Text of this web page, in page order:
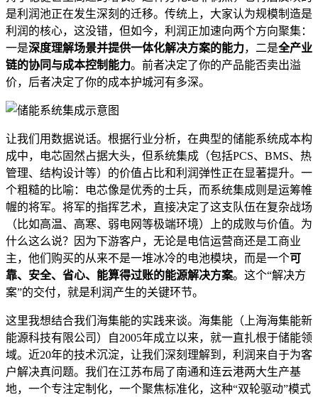
是利润池正在发生深刻的迁移。传统上，大家认为规模制造是
利润的核心，这没错，但如今，利润正加速向两个方向聚集：
一是深度理解场景并提供一体化解决方案的能力，二是全产业
链的协同与成本控制能力。前者决定了你的产品能否卖出溢
价，后者决定了你的成本护城河有多深。
让我们用数据说话。根据行业分析，在典型的储能系统成本构
成中，电芯固然占据大头，但系统集成（包括PCS、BMS、热
管理、结构设计等）的价值占比和利润弹性正在显著提升。一
个粗糙的比喻：电芯像是优秀的士兵，而系统集成则是运筹帷
幄的将军。将军的指挥艺术，直接决定了这支队伍在复杂战场
（比如高温、高寒、弱电网等极端环境）上的成败与价值。为
什么这么说？因为下游客户，无论是电信运营商还是工商业
主，他们购买的从来不是一堆冰冷的电池模块，而是一个可
靠、安全、省心、能算得过账的能源解决方案。这个“解决方
案”的交付，就是利润产生的关键环节。
这里我想结合我们海集能的实践来谈。海集能（上海海集能新
能源科技有限公司）自2005年成立以来，就一直扎根于储能领
域。近20年的技术沉淀，让我们深刻理解到，利润来自于为客
户解决真问题。我们在江苏布局了南通和连云港两大生产基
地，一个专注定制化，一个聚焦标准化，这种“双轮驱动”模式